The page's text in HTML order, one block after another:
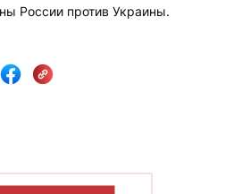
России против Украины.